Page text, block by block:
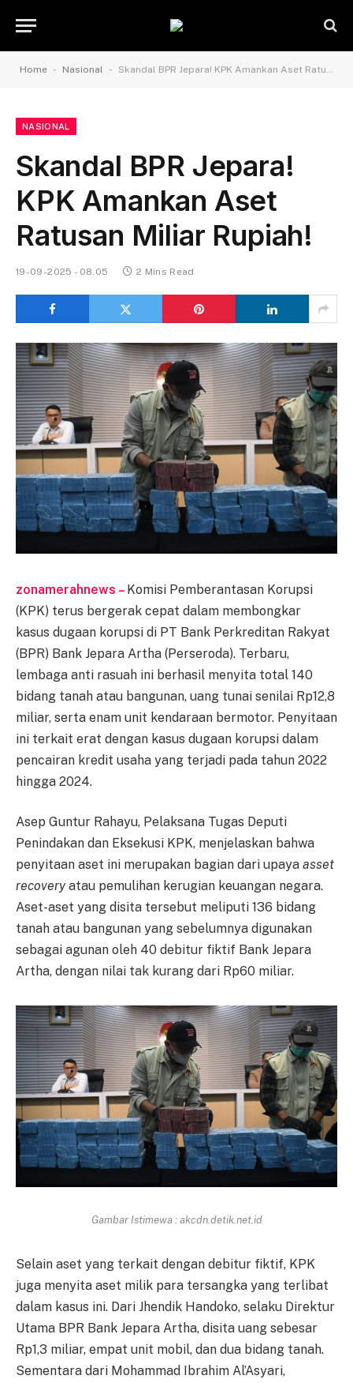
Home - Nasional - Skandal BPR Jepara! KPK Amankan Aset Ratusan Miliar Rupiah!
NASIONAL
Skandal BPR Jepara!
KPK Amankan Aset
Ratusan Miliar Rupiah!
19-09-2025 - 08.05 2 Mins Read
zonamerahnews – Komisi Pemberantasan Korupsi
(KPK) terus bergerak cepat dalam membongkar
kasus dugaan korupsi di PT Bank Perkreditan Rakyat
(BPR) Bank Jepara Artha (Perseroda). Terbaru,
lembaga anti rasuah ini berhasil menyita total 140
bidang tanah atau bangunan, uang tunai senilai Rp12,8
miliar, serta enam unit kendaraan bermotor. Penyitaan
ini terkait erat dengan kasus dugaan korupsi dalam
pencairan kredit usaha yang terjadi pada tahun 2022
hingga 2024.
Asep Guntur Rahayu, Pelaksana Tugas Deputi
Penindakan dan Eksekusi KPK, menjelaskan bahwa
penyitaan aset ini merupakan bagian dari upaya asset
recoveryatau pemulihan kerugian keuangan negara.
Aset-aset yang disita tersebut meliputi 136 bidang
tanah atau bangunan yang sebelumnya digunakan
sebagai agunan oleh 40 debitur fiktif Bank Jepara
Artha, dengan nilai tak kurang dari Rp60 miliar.
Gambar Istimewa : akcdn.detik.net.id
Selain aset yang terkait dengan debitur fiktif, KPK
juga menyita aset milik para tersangka yang terlibat
dalam kasus ini. Dari Jhendik Handoko, selaku Direktur
Utama BPR Bank Jepara Artha, disita uang sebesar
Rp1,3 miliar, empat unit mobil, dan dua bidang tanah.
Sementara dari Mohammad Ibrahim Al’Asyari,